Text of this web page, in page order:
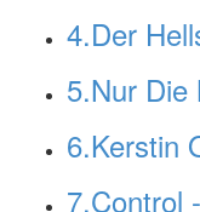
4.Der
5.Nur Die
6.Kerstin
7.Control